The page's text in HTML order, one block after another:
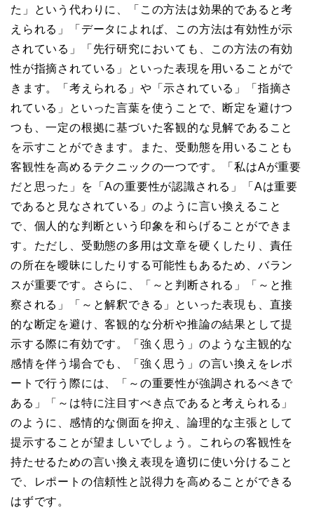
た」という代わりに、「この方法は効果的であると考
えられる」「データによれば、この方法は有効性が示
されている」「先行研究においても、この方法の有効
性が指摘されている」といった表現を用いることがで
きます。「考えられる」や「示されている」「指摘さ
れている」といった言葉を使うことで、断定を避けつ
つも、一定の根拠に基づいた客観的な見解であること
を示すことができます。また、受動態を用いることも
客観性を高めるテクニックの一つです。「私はAが重要
だと思った」を「Aの重要性が認識される」「Aは重要
であると見なされている」のように言い換えること
で、個人的な判断という印象を和らげることができま
す。ただし、受動態の多用は文章を硬くしたり、責任
の所在を曖昧にしたりする可能性もあるため、バラン
スが重要です。さらに、「～と判断される」「～と推
察される」「～と解釈できる」といった表現も、直接
的な断定を避け、客観的な分析や推論の結果として提
示する際に有効です。「強く思う」のような主観的な
感情を伴う場合でも、「強く思う」の言い換えをレポ
ートで行う際には、「～の重要性が強調されるべきで
ある」「～は特に注目すべき点であると考えられる」
のように、感情的な側面を抑え、論理的な主張として
提示することが望ましいでしょう。これらの客観性を
持たせるための言い換え表現を適切に使い分けること
で、レポートの信頼性と説得力を高めることができる
はずです。